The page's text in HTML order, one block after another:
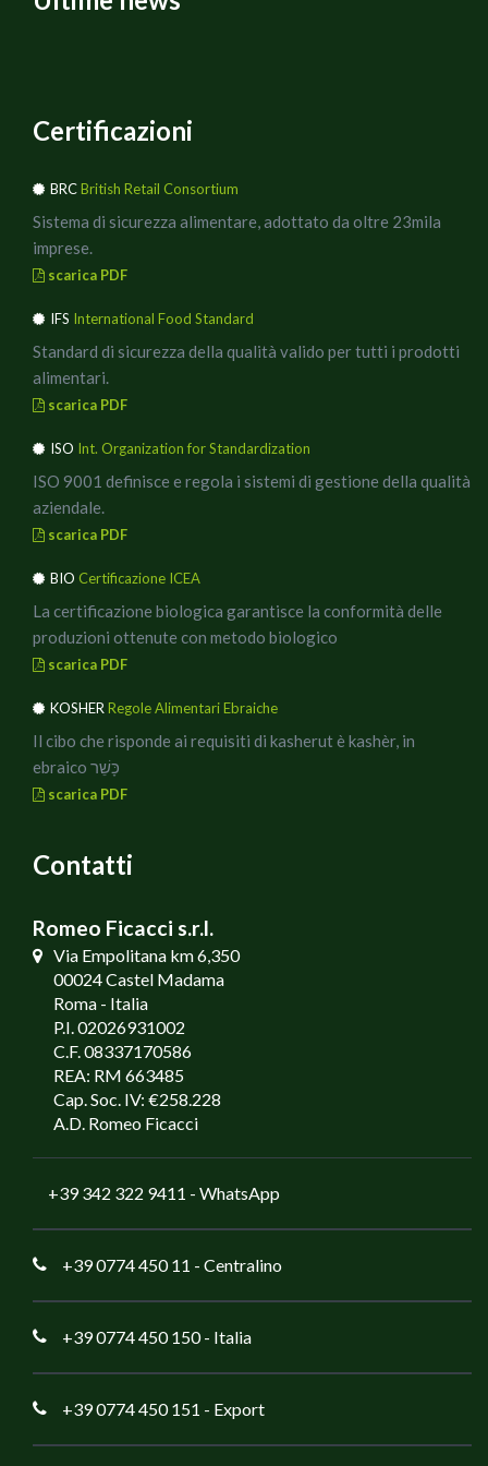
ESECUZIONE :
il pepe.
3) Far raffreddare la salsa e nel frattempo snocciolare le
olive, lasciandone qualcuna per decorare e tritarle con i
pomodori secchi e il prezzemolo senza salare.
4) Disporre la salsa sui crostoni, poi coppare la
mozzarella con un cuore più piccolo e metterla sopra.
ancora più piccolo e aiutandosi con quello deporre sulla
mozzarella il pesto di olive.
6) Mettere i crostoni sotto al grill e lasciarli giusto il
Certificazioni
BRCBritish Retail Consortium
Sistema di sicurezza alimentare, adottato da oltre 23mila
imprese.
scarica PDF
IFS International Food Standard
Standard di sicurezza della qualità valido per tutti i prodotti
alimentari.
scarica PDF
ISO Int. Organization for Standardization
ISO 9001 definisce e regola i sistemi di gestione della qualità
aziendale.
scarica PDF
BIO Certificazione ICEA
La certificazione biologica garantisce la conformità delle
produzioni ottenute con metodo biologico
scarica PDF
KOSHER Regole Alimentari Ebraiche
Il cibo che risponde ai requisiti di kasherut è kashèr, in
ebraico כָּשֵׁר
scarica PDF
Contatti
Romeo Ficacci s.r.l.
Via Empolitana km 6,350
00024 Castel Madama
Roma - Italia
P.I. 02026931002
C.F. 08337170586
REA: RM 663485
Cap. Soc. IV: €258.228
A.D. Romeo Ficacci
+39 342 322 9411 - WhatsApp
+39 0774 450 11 - Centralino
+39 0774 450 150- Italia
+39 0774 450 151 - Export